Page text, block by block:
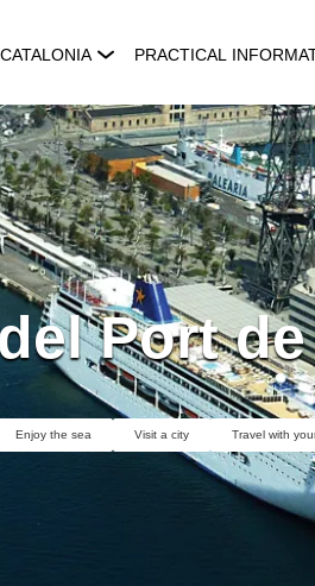
PRACTICAL
Port
Enjoy the sea Visit a city Travel with